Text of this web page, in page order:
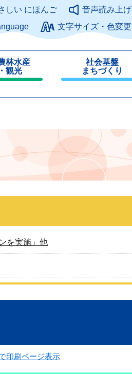
このページの本文へ
しい にほんご
音声読み上げ
文字サイズ・色変更
林水産
観光
社会基盤
まちづくり
じ
を実施」他
印刷ページ表示